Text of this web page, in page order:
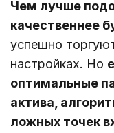
Чем лучше
качественнее
успешно
настройках. Но
оптимальные
актива,
ложных точек